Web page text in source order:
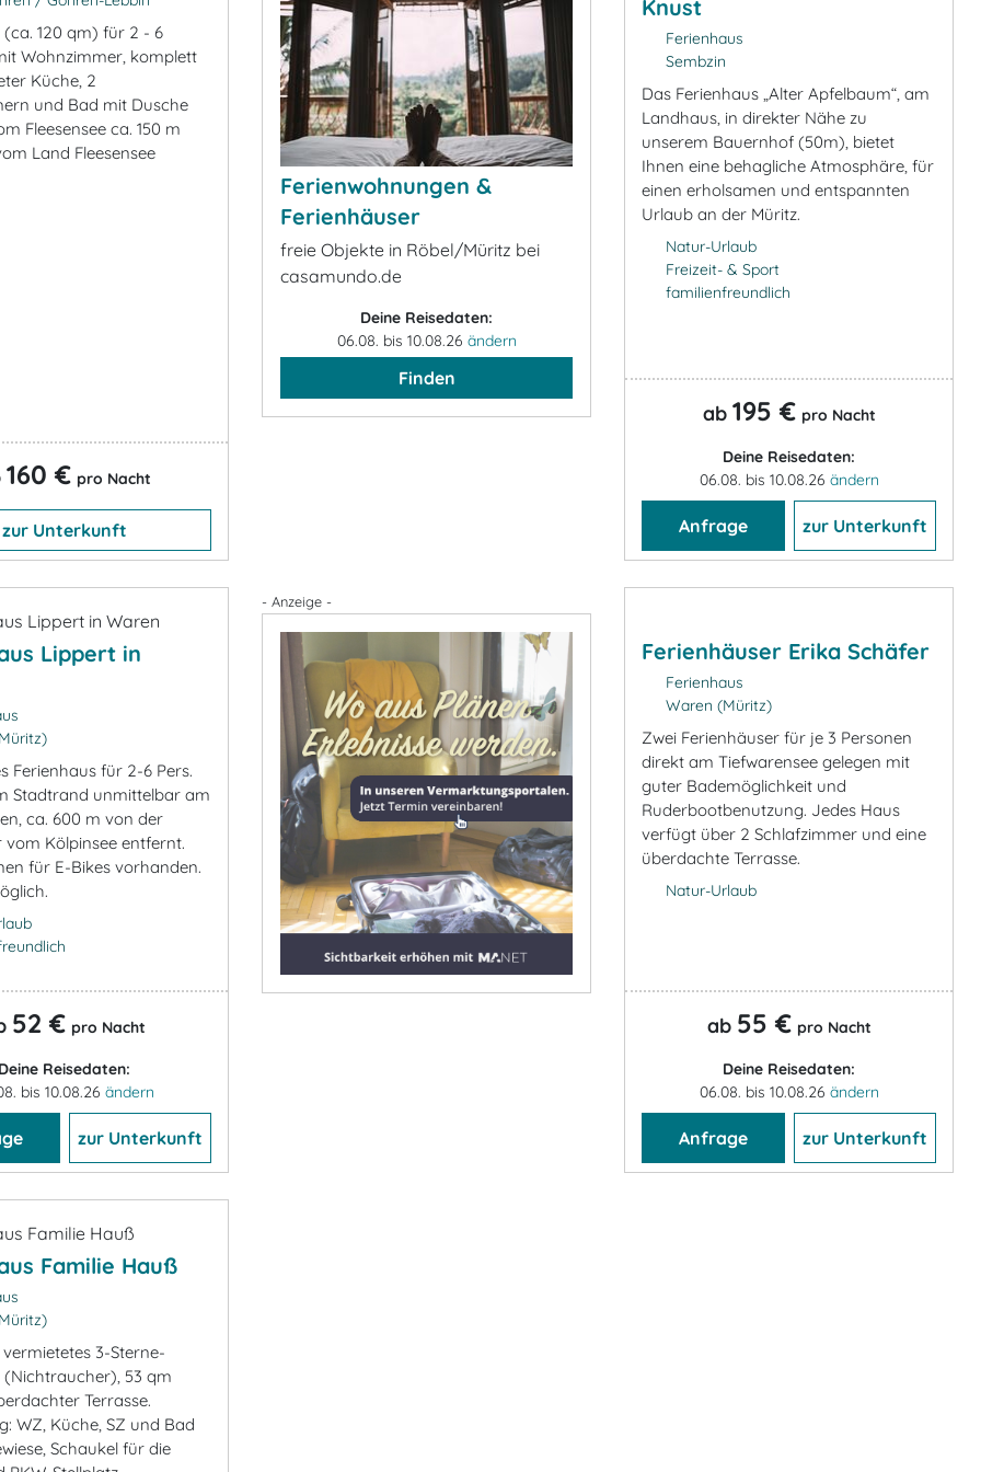
(ca. 120 qm) für 2 - 6
Wohnzimmer, komplett
Küche, 2
und Bad mit Dusche
Fleesensee ca. 150 m
Land Fleesensee
160 € pro Nacht
zur Unterkunft
Ferienwohnungen &
Ferienhäuser
freie Objekte in Röbel/Müritz bei
casamundo.de
Deine Reisedaten:
06.08. bis 10.08.26 ändern
Finden
Knust
Ferienhaus
Sembzin
Das Ferienhaus „Alter Apfelbaum“, am
Landhaus, in direkter Nähe zu
unserem Bauernhof (50m), bietet
Ihnen eine behagliche Atmosphäre, für
einen erholsamen und entspannten
Urlaub an der Müritz.
Natur-Urlaub
Freizeit- & Sport
familienfreundlich
ab 195 € pro Nacht
Deine Reisedaten:
06.08. bis 10.08.26 ändern
Anfrage zur Unterkunft
Lippert in
Ferienhaus für 2-6 Pers.
Stadtrand unmittelbar am
ca. 600 m von der
vom Kölpinsee entfernt.
für E-Bikes vorhanden.
52 € pro Nacht
Reisedaten:
bis 10.08.26 ändern
zur Unterkunft
- Anzeige -
Ferienhäuser Erika Schäfer
Ferienhaus
Waren (Müritz)
Zwei Ferienhäuser für je 3 Personen
direkt am Tiefwarensee gelegen mit
guter Bademöglichkeit und
Ruderbootbenutzung. Jedes Haus
verfügt über 2 Schlafzimmer und eine
überdachte Terrasse.
Natur-Urlaub
ab 55 € pro Nacht
Deine Reisedaten:
06.08. bis 10.08.26 ändern
Anfrage zur Unterkunft
Familie Hauß
3-Sterne-
(Nichtraucher), 53 qm
Terrasse.
WZ, Küche, SZ und Bad
Schaukel für die